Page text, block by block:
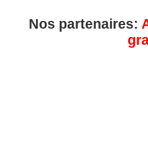
Nos partenaires: